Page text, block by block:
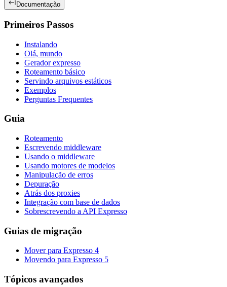
Documentação
Primeiros Passos
Instalando
Olá, mundo
Gerador expresso
Roteamento básico
Servindo arquivos estáticos
Exemplos
Perguntas Frequentes
Guia
Roteamento
Escrevendo middleware
Usando o middleware
Usando motores de modelos
Manipulação de erros
Depuração
Atrás dos proxies
Integração com base de dados
Sobrescrevendo a API Expresso
Guias de migração
Mover para Expresso 4
Movendo para Expresso 5
Tópicos avançados